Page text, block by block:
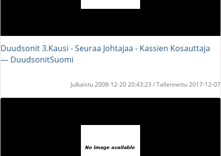
Duudsonit 3.Kausi - Seuraa Johtajaa - Kassien Kosauttaja
― DuudsonitSuomi
Julkaistu 2008-12-20 20:43:23 / Tallennettu 2017-12-07